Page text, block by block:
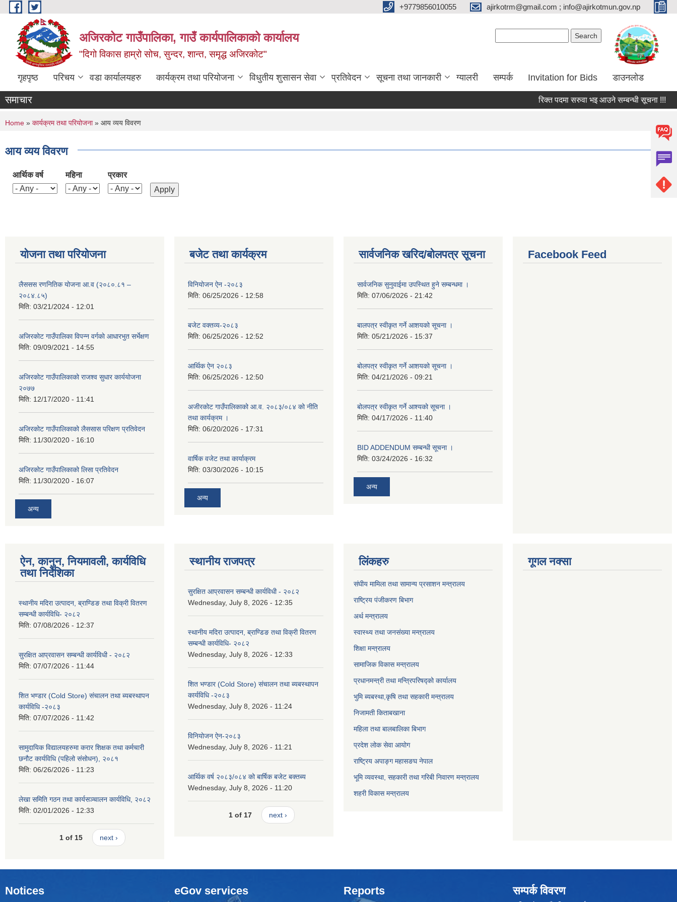
Skip to main content +9779856010055 ajirkotrm@gmail.com ; info@ajirkotmun.gov.np
अजिरकोट गाउँपालिका, गाउँ कार्यपालिकाको कार्यालय
"दिगो विकास हाम्रो सोच, सुन्दर, शान्त, समृद्ध अजिरकोट"
गृहपृष्ठ परिचय वडा कार्यालयहरु कार्यक्रम तथा परियोजना विधुतीय शुसासन सेवा प्रतिवेदन सूचना तथा जानकारी ग्यालरी सम्पर्क Invitation for Bids डाउनलोड
समाचार रिक्त पदमा सरुवा भइ आउने सम्बन्धी सूचना !!!
You are here
Home » कार्यक्रम तथा परियोजना» आय व्यय विवरण
आय व्यय विवरण
आर्थिक वर्ष महिना प्रकार
योजना तथा परियोजना
लैससस रणनितिक योजना आ.व (२०८०.८१ –
२०८४.८५)
मिति: 03/21/2024 - 12:01
अजिरकाेट गाउँपालिका विपन्न वर्गकाे आधारभुत सर्भेक्षण
मिति: 09/09/2021 - 14:55
अजिरकोट गाउँपालिकाको राजश्व सुधार कार्ययोजना
२०७७
मिति: 12/17/2020 - 11:41
अजिरकोट गाउँपालिकाको लैससास परिक्षण प्रतिवेदन
मिति: 11/30/2020 - 16:10
अजिरकोट गाउँपालिकाको लिसा प्रतिवेदन
मिति: 11/30/2020 - 16:07
अन्य
बजेट तथा कार्यक्रम
विनियोजन ऐन -२०८३
मिति: 06/25/2026 - 12:58
बजेट वक्तव्य-२०८३
मिति: 06/25/2026 - 12:52
आर्थिक ऐन २०८३
मिति: 06/25/2026 - 12:50
अजीरकोट गाउँपालिकाको आ.व. २०८३/०८४ को नीति
तथा कार्यक्रम ।
मिति: 06/20/2026 - 17:31
वार्षिक वजेट तथा कार्याक्रम
मिति: 03/30/2026 - 10:15
अन्य
सार्वजनिक खरिद/बोलपत्र सूचना
सार्वजनिक सुनुवाईमा उपस्थित हुने सम्बन्धमा ।
मिति: 07/06/2026 - 21:42
बालपत्र स्वीकृत गर्ने आशयको सूचना ।
मिति: 05/21/2026 - 15:37
बोलपत्र स्वीकृत गर्ने आशयको सूचना ।
मिति: 04/21/2026 - 09:21
बोलपत्र स्वीकृत गर्ने आश्यको सूचना ।
मिति: 04/17/2026 - 11:40
BID ADDENDUM सम्बन्धी सूचना ।
मिति: 03/24/2026 - 16:32
अन्य
Facebook Feed
ऐन, कानुन, नियमावली, कार्यविधि
तथा निर्देशिका
स्थानीय मदिरा उत्पादन, ब्राण्डिङ तथा विक्री वितरण
सम्बन्धी कार्यविधि- २०८२
मिति: 07/08/2026 - 12:37
सुरक्षित आप्रवासन सम्बन्धी कार्यविधी - २०८२
मिति: 07/07/2026 - 11:44
शित भण्डार (Cold Store) संचालन तथा ब्यबस्थापन
कार्यविधि -२०८३
मिति: 07/07/2026 - 11:42
सामुदायिक विद्यालयहरुमा करार शिक्षक तथा कर्मचारी
छनौट कार्यविधि (पहिलो संसोधन), २०८१
मिति: 06/26/2026 - 11:23
लेखा समिति गठन तथा कार्यसञ्चालन कार्यविधि, २०८२
मिति: 02/01/2026 - 12:33
1 of 15 next ›
स्थानीय राजपत्र
सुरक्षित आप्रवासन सम्बन्धी कार्यविधी - २०८२
Wednesday, July 8, 2026 - 12:35
स्थानीय मदिरा उत्पादन, ब्राण्डिङ तथा विक्री वितरण
सम्बन्धी कार्यविधि- २०८२
Wednesday, July 8, 2026 - 12:33
शित भण्डार (Cold Store) संचालन तथा ब्यबस्थापन
कार्यविधि -२०८३
Wednesday, July 8, 2026 - 11:24
विनियोजन ऐन-२०८३
Wednesday, July 8, 2026 - 11:21
आर्थिक वर्ष २०८३/०८४ को बार्षिक बजेट बक्तब्य
Wednesday, July 8, 2026 - 11:20
1 of 17 next ›
लिंकहरु
संघीय मामिला तथा सामान्य प्रसाशन मन्त्रालय
राष्ट्रिय पंजीकरण बिभाग
अर्थ मन्त्रालय
स्वास्थ्य तथा जनसंख्या मन्त्रालय
शिक्षा मन्त्रालय
सामाजिक विकास मन्त्रालय
प्रधानमन्त्री तथा मन्त्रिपरिषद्को कार्यालय
भुमि ब्यबस्था,कृषि तथा सहकारी मन्त्रालय
निजामती किताबखाना
महिला तथा बालबालिका बिभाग
प्रदेश लोक सेवा आयोग
राष्ट्रिय अपाङ्ग महासङघ नेपाल
भूमि व्यवस्था, सहकारी तथा गरिबी निवारण मन्त्रालय
शहरी विकास मन्त्रालय
गूगल नक्सा
Notices eGov services Reports सम्पर्क विवरण